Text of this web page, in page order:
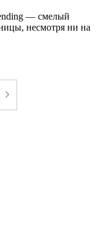
— смелый
несмотря ни на